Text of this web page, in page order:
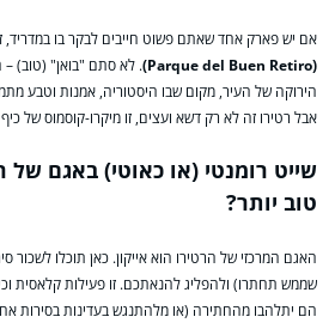
אם יש פארק אחד שאתם פשוט חייבים לבקר בו במדריד,
(Parque del Buen Retiro)
. לא סתם "בואן" (טוב) –
הירוקה של העיר, מקום שבו היסטוריה, אמנות וטבע
אבל רטירו זה לא רק דשא ועצים, זו מיקרו-קוסמוס של
שייט רומנטי (או כאוטי) באגם של
טוב יותר?
האגם המרכזי של הרטירו הוא אייקון. כאן תוכלו
שממש תחתרו) ולהפליג להנאתכם. זו פעילות קלאסית
הם יתלהבו מהחתירה (או מלהתנגש בעדינות בסירות